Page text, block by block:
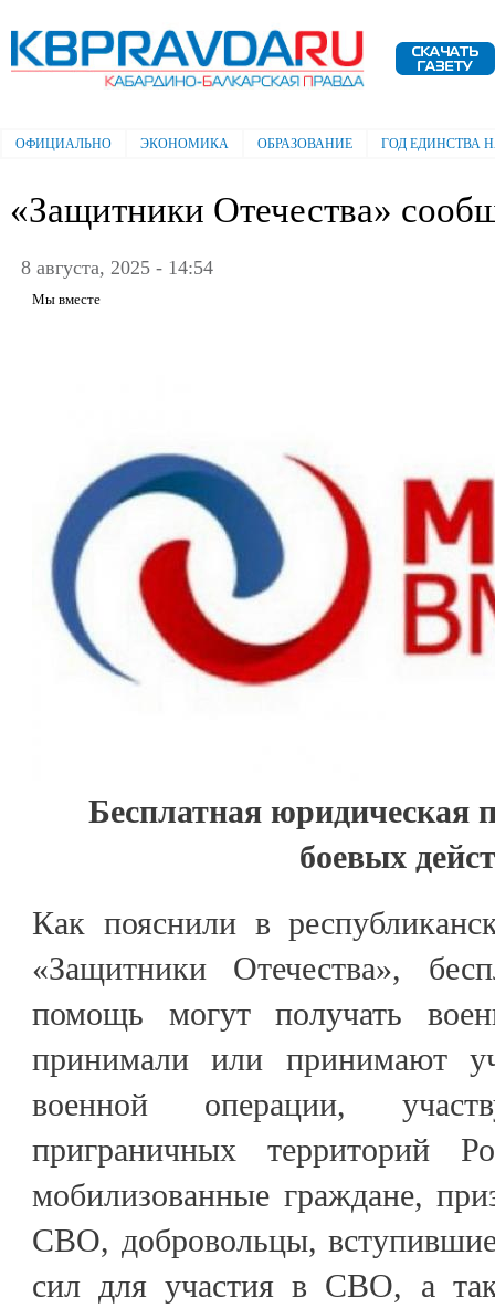
Электронная газета "Кабардино-
Балкарская правда"
Главное меню
ОФИЦИАЛЬНО ЭКОНОМИКА ОБРАЗОВАНИЕ ГОД ЕДИНСТВА
«Защитники Отечества»
8 августа, 2025 - 14:54
Мы вместе
Бесплатная юридическая
боевых
Как пояснили в
«Защитники Отечества»,
помощь могут получать
принимали или принимают
военной операции,
приграничных территорий
мобилизованные граждане,
СВО, добровольцы,
сил для участия в СВО, а